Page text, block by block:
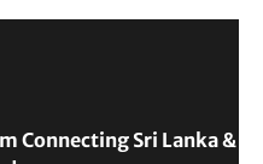
Connecting Sri Lanka &